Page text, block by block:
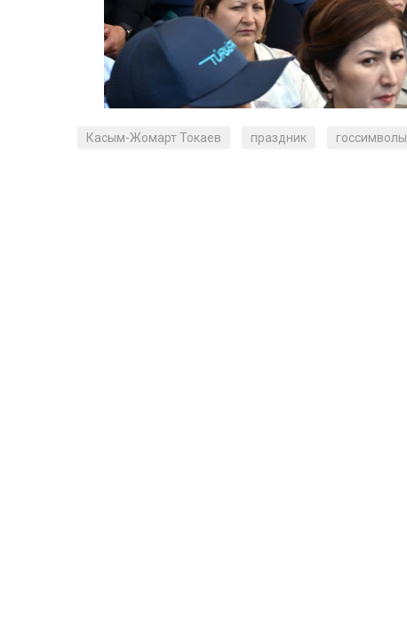
Касым-Жомарт Токаев праздник госсимволы